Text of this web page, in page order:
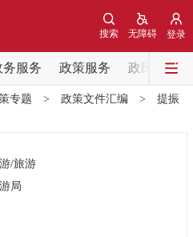
登录
无障碍
搜索
务服务 政策服务 政民互动
院信息 中央部委动态
专题 > 政策文件汇编 > 提振
/旅游
局